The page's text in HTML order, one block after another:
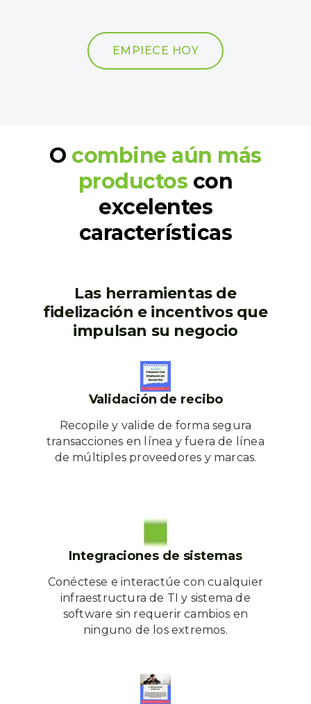
EMPIECE HOY
O combine aún más
productos con
excelentes
características
Las herramientas de
fidelización e incentivos que
impulsan su negocio
Validación de recibo
Recopile y valide de forma segura
transacciones en línea y fuera de línea
de múltiples proveedores y marcas.
Integraciones de sistemas
Conéctese e interactúe con cualquier
infraestructura de TI y sistema de
software sin requerir cambios en
ninguno de los extremos.